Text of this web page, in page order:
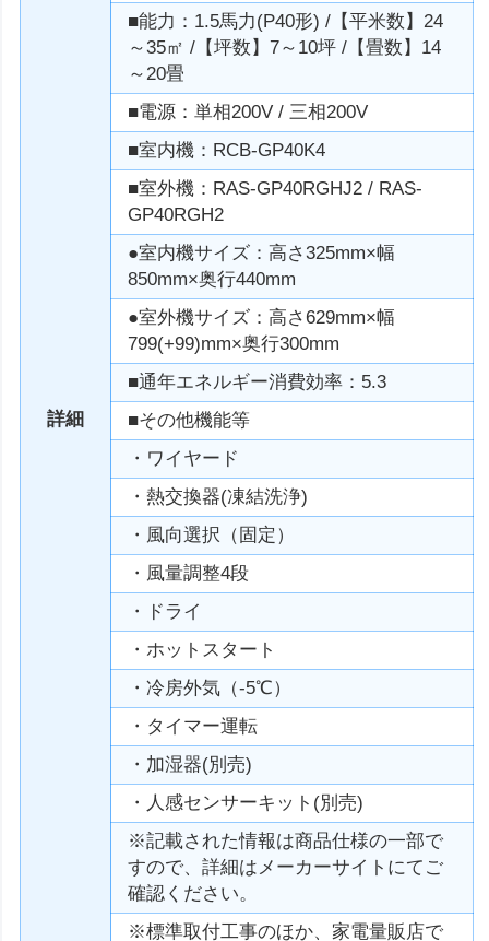
詳細
■能力：1.5馬力(P40形) /【平米数】24
～35㎡ /【坪数】7～10坪 /【畳数】14
～20畳
■電源：単相200V / 三相200V
■室内機：RCB-GP40K4
■室外機：RAS-GP40RGHJ2 / RAS-
GP40RGH2
●室内機サイズ：高さ325mm×幅
850mm×奥行440mm
●室外機サイズ：高さ629mm×幅
799(+99)mm×奥行300mm
■通年エネルギー消費効率：5.3
■その他機能等
・ワイヤード
・熱交換器(凍結洗浄)
・風向選択（固定）
・風量調整4段
・ドライ
・ホットスタート
・冷房外気（-5℃）
・タイマー運転
・加湿器(別売)
・人感センサーキット(別売)
※記載された情報は商品仕様の一部で
すので、詳細はメーカーサイトにてご
確認ください。
※標準取付工事のほか、家電量販店で